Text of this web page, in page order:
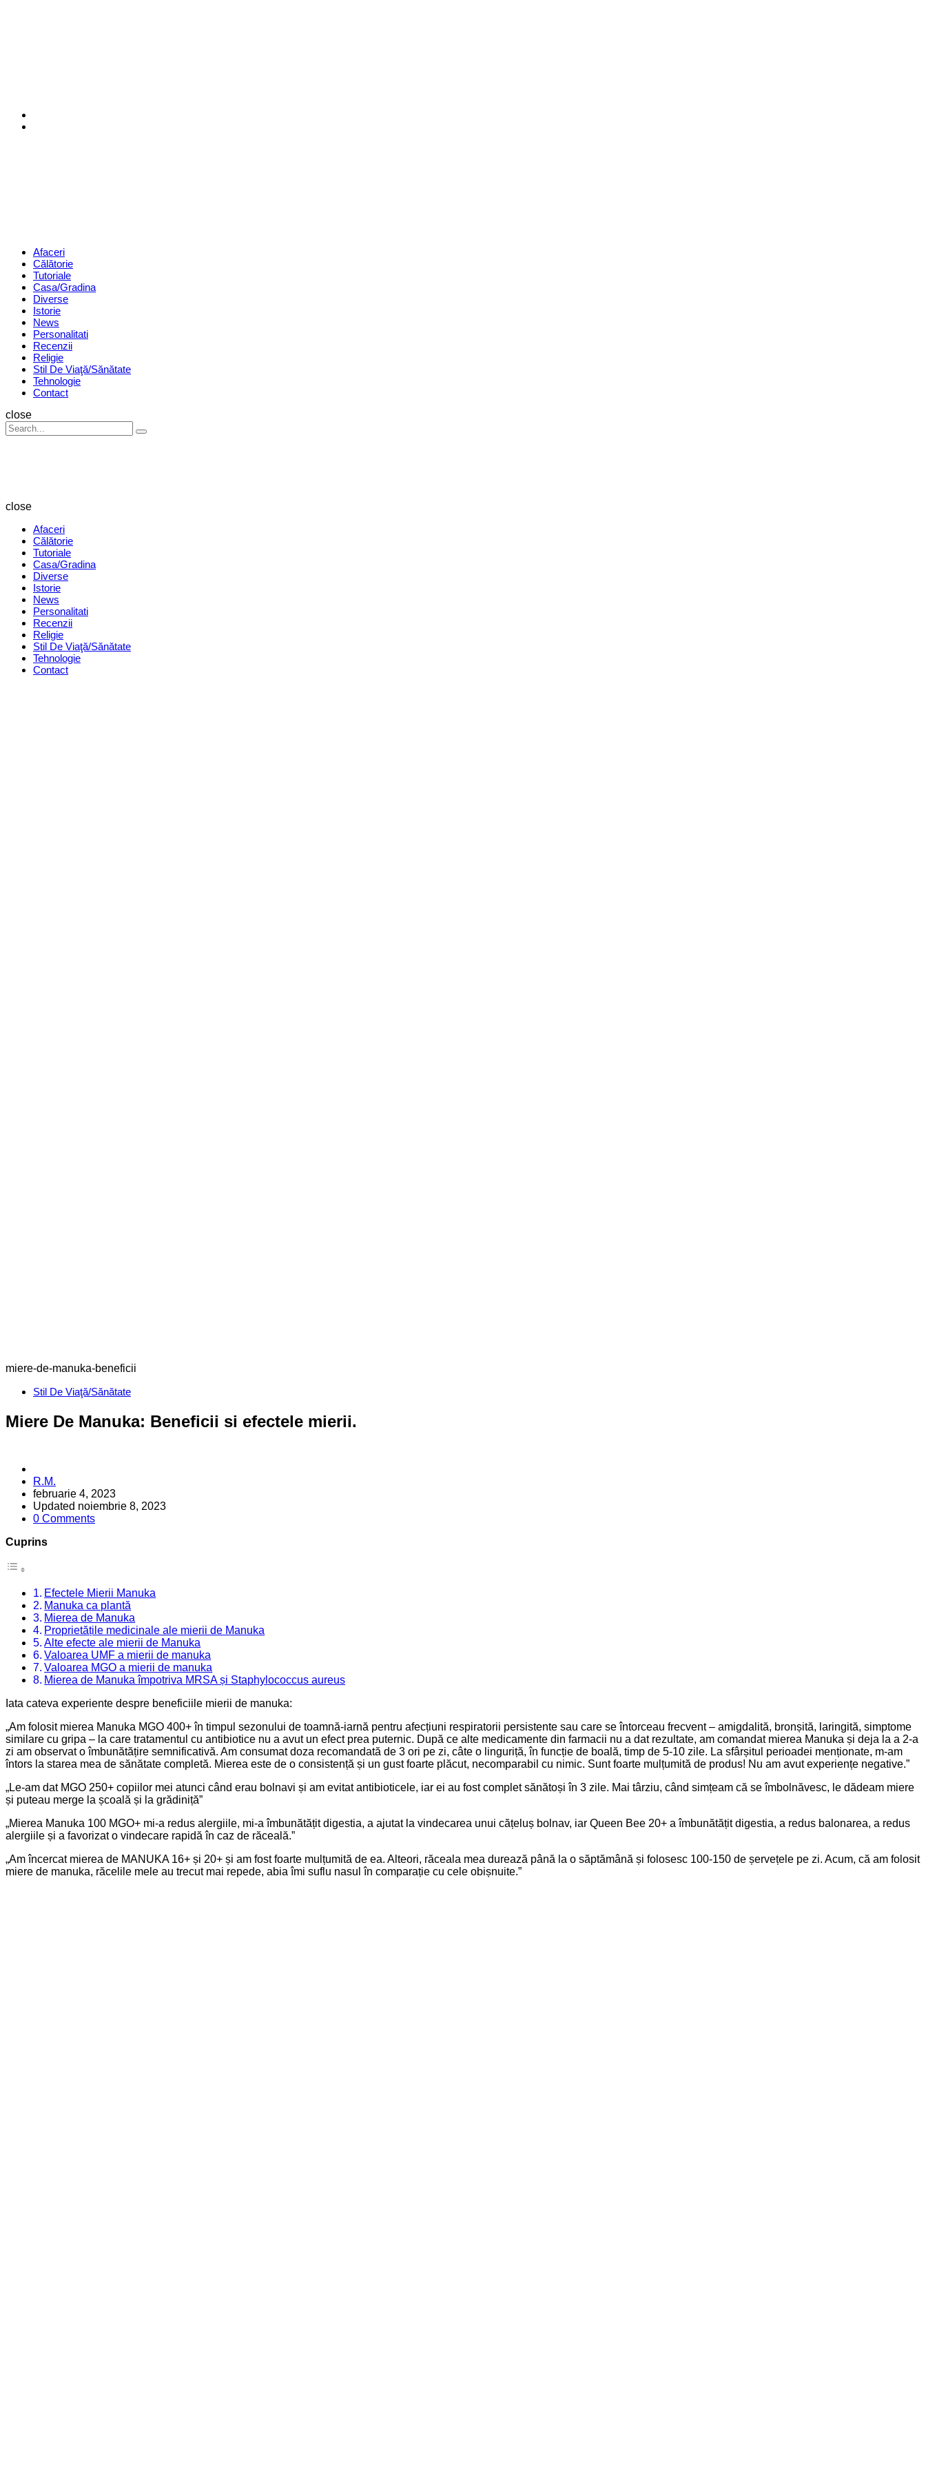
Menu Afaceri
Călătorie
Tutoriale
Casa/Gradina
Diverse
Istorie
News
Personalitati
Recenzii
Religie
Stil De Viaţă/Sănătate
Tehnologie
Contact
Search
close
Search
for:
Search
close
Afaceri
Călătorie
Tutoriale
Casa/Gradina
Diverse
Istorie
News
Personalitati
Recenzii
Religie
Stil De Viaţă/Sănătate
Tehnologie
Contact
miere-de-manuka-beneficii
CategoriesStil De Viaţă/Sănătate
Miere De Manuka: Beneficii si efectele mierii.
Posted
by
R.M.
februarie 4, 2023
Updated noiembrie 8, 2023
0 Comments
Cuprins
Efectele Mierii Manuka
Manuka ca plantă
Mierea de Manuka
Proprietățile medicinale ale mierii de Manuka
Alte efecte ale mierii de Manuka
Valoarea UMF a mierii de manuka
Valoarea MGO a mierii de manuka
Mierea de Manuka împotriva MRSA și Staphylococcus aureus
Iata cateva experiente despre beneficiile mierii de manuka:
„Am folosit mierea Manuka MGO 400+ în timpul sezonului de toamnă-iarnă pentru afecțiuni respiratorii persistente sau care se întorceau frecvent – amigdalită, bronșită, laringită, simptome
similare cu gripa – la care tratamentul cu antibiotice nu a avut un efect prea puternic. După ce alte medicamente din farmacii nu a dat rezultate, am comandat mierea Manuka și deja la a 2-a
zi am observat o îmbunătățire semnificativă. Am consumat doza recomandată de 3 ori pe zi, câte o linguriță, în funcție de boală, timp de 5-10 zile. La sfârșitul perioadei menționate, m-am
întors la starea mea de sănătate completă. Mierea este de o consistență și un gust foarte plăcut, necomparabil cu nimic. Sunt foarte mulțumită de produs! Nu am avut experiențe negative.”
„Le-am dat MGO 250+ copiilor mei atunci când erau bolnavi și am evitat antibioticele, iar ei au fost complet sănătoși în 3 zile. Mai târziu, când simțeam că se îmbolnăvesc, le dădeam miere
și puteau merge la școală și la grădiniță”
„Mierea Manuka 100 MGO+ mi-a redus alergiile, mi-a îmbunătățit digestia, a ajutat la vindecarea unui cățeluș bolnav, iar Queen Bee 20+ a îmbunătățit digestia, a redus balonarea, a redus
alergiile și a favorizat o vindecare rapidă în caz de răceală.”
„Am încercat mierea de MANUKA 16+ și 20+ și am fost foarte mulțumită de ea. Alteori, răceala mea durează până la o săptămână și folosesc 100-150 de șervețele pe zi. Acum, că am folosit
miere de manuka, răcelile mele au trecut mai repede, abia îmi suflu nasul în comparație cu cele obișnuite.”